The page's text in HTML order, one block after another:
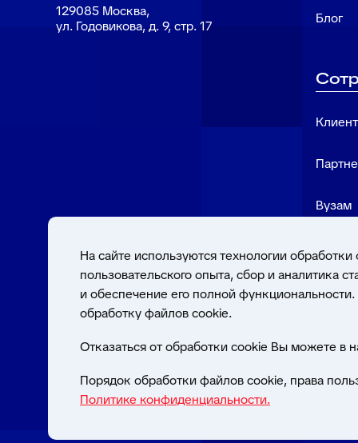
129085 Москва,
ул. Годовикова, д. 9, стр. 17
Блог
Вузам
ineed@bft.ru
Качество работы
сертификатом
© 2026 Общество с ограниченной ответственностью
(ООО «БФТ»). Все права защищены.
На сайте используются технологии
пользовательского опыта, сбор и аналитика
и обеспечение его полной
обработку файлов cookie.
Отказаться от обработки cookie Вы можете в
Порядок обработки файлов cookie, права
Политике конфиденциальности.